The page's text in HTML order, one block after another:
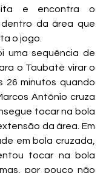
e encontra o
da área que
o jogo.
uma sequência de
o Taubaté virar o
26 minutos quando
Antônio cruza
tocar na bola
da área. Em
em bola cruzada,
tocar na bola
por pouco não